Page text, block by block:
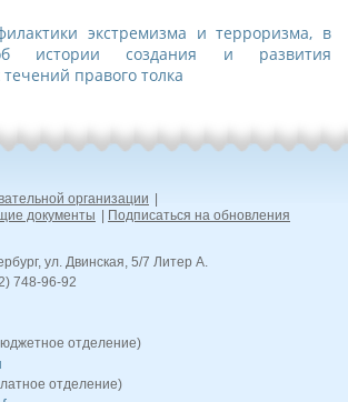
экстремизма и терроризма, в
истории создания и развития
правого толка
организации
документы
Подписаться на обновления
ул. Двинская, 5/7 Литер А.
748-96-92
отделение)
отделение)